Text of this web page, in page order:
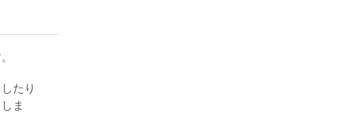
たり
ま